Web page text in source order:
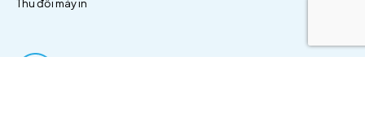
Thu đổi máy in